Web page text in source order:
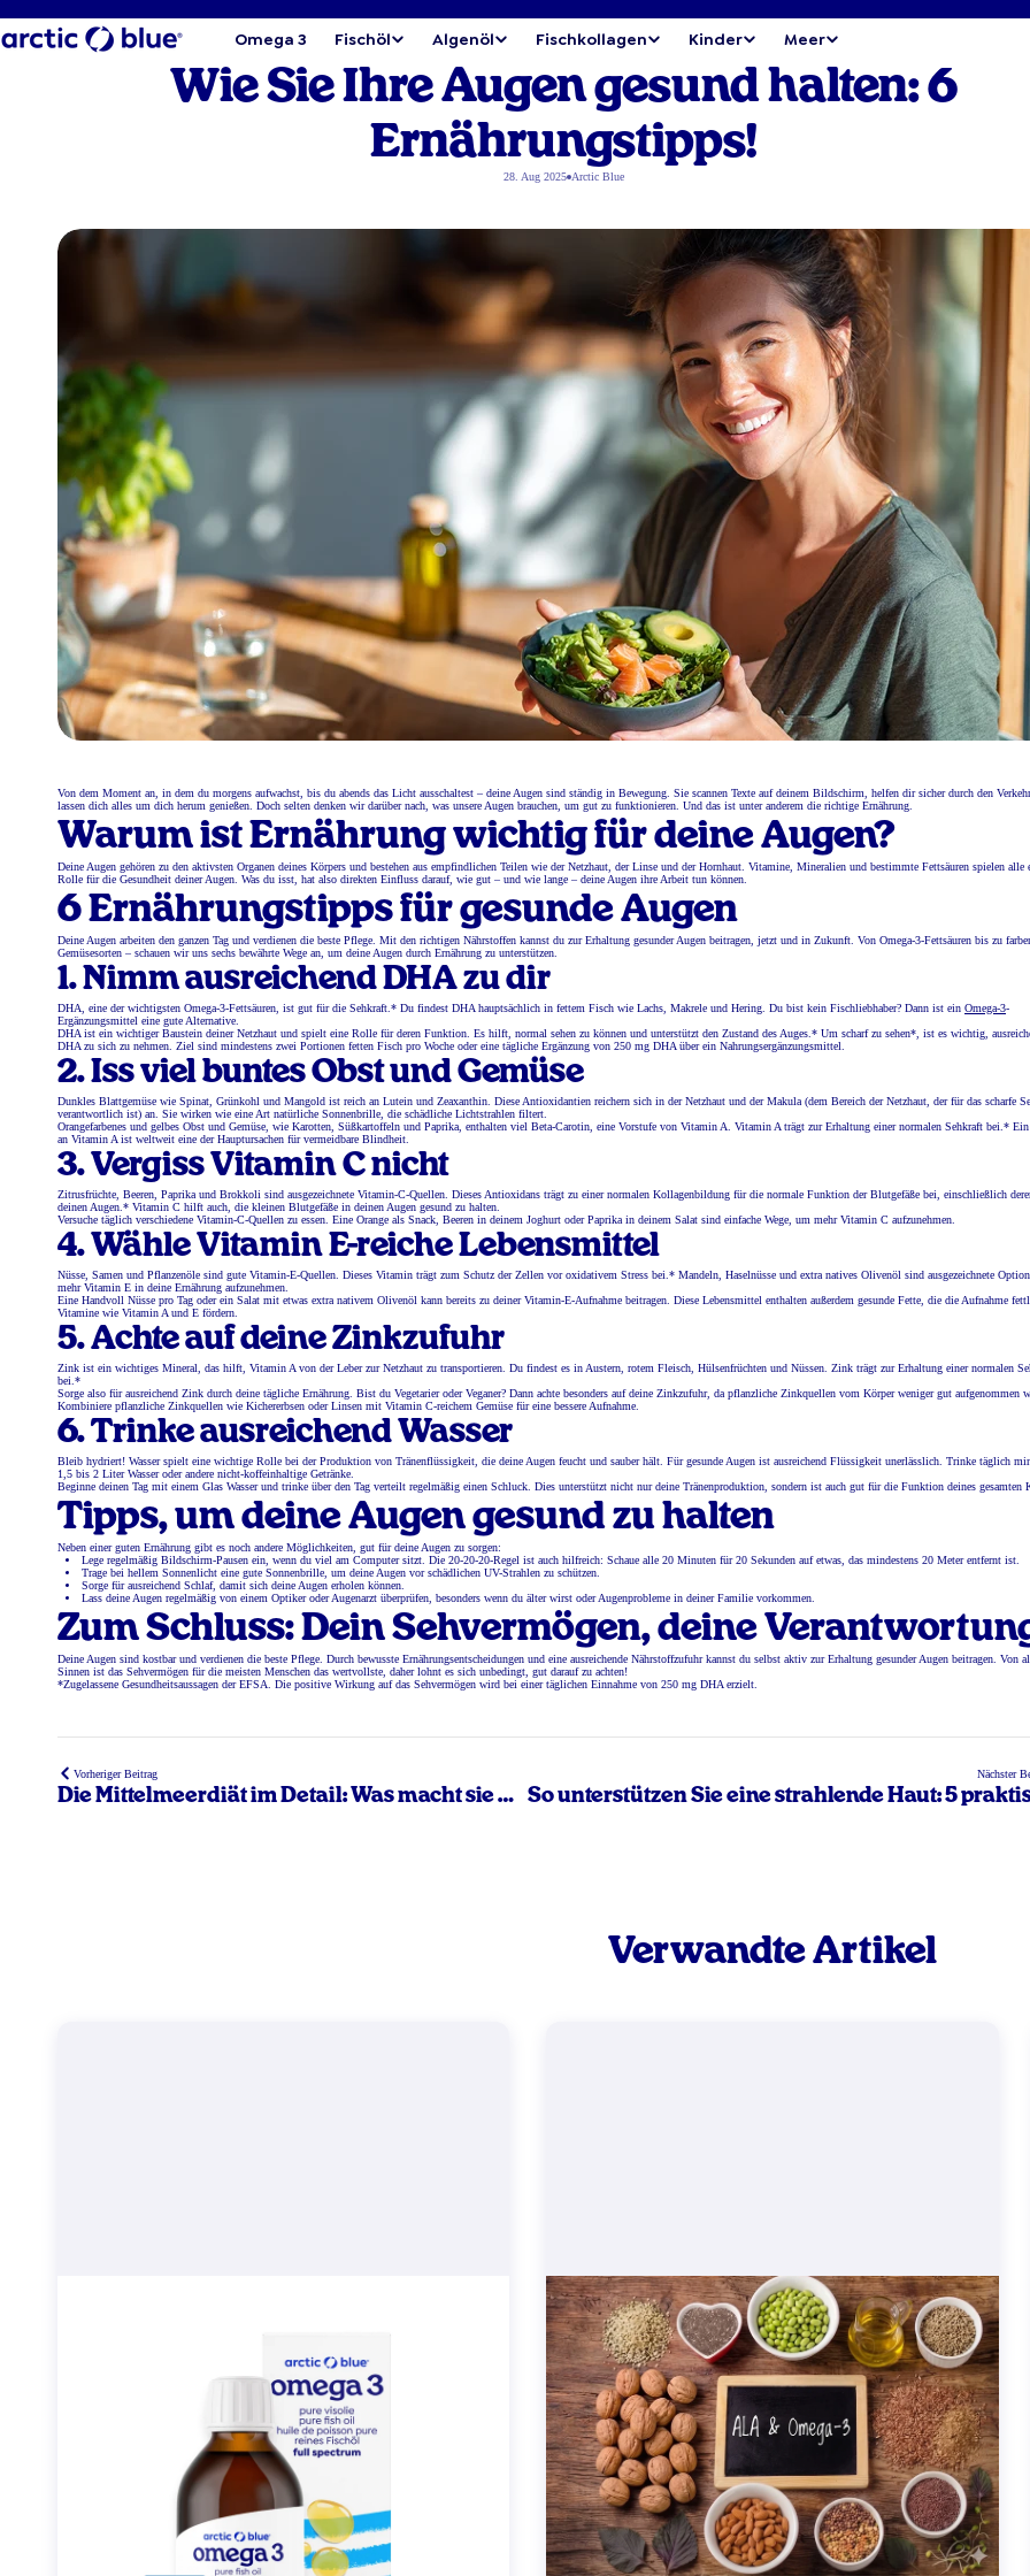
Omega 3 Fischöl Algenöl Fischkollagen Kinder Meer
Wie Sie Ihre Augen gesund halten: 6
Ernährungstipps!
28. Aug 2025 Arctic Blue
Von dem Moment an, in dem du morgens aufwachst, bis du abends das Licht ausschaltest – deine Augen sind ständig in Bewegung. Sie scannen Texte auf deinem Bildschirm, helfen dir sicher durch den
lassen dich alles um dich herum genießen. Doch selten denken wir darüber nach, was unsere Augen brauchen, um gut zu funktionieren. Und das ist unter anderem die richtige Ernährung.
Warum ist Ernährung wichtig für deine Augen?
Deine Augen gehören zu den aktivsten Organen deines Körpers und bestehen aus empfindlichen Teilen wie der Netzhaut, der Linse und der Hornhaut. Vitamine, Mineralien und bestimmte Fettsäuren spielen alle
Rolle für die Gesundheit deiner Augen. Was du isst, hat also direkten Einfluss darauf, wie gut – und wie lange – deine Augen ihre Arbeit tun können.
6 Ernährungstipps für gesunde Augen
Deine Augen arbeiten den ganzen Tag und verdienen die beste Pflege. Mit den richtigen Nährstoffen kannst du zur Erhaltung gesunder Augen beitragen, jetzt und in Zukunft. Von Omega-3-Fettsäuren bis zu
Gemüsesorten – schauen wir uns sechs bewährte Wege an, um deine Augen durch Ernährung zu unterstützen.
1. Nimm ausreichend DHA zu dir
DHA, eine der wichtigsten Omega-3-Fettsäuren, ist gut für die Sehkraft.* Du findest DHA hauptsächlich in fettem Fisch wie Lachs, Makrele und Hering. Du bist kein Fischliebhaber? Dann ist ein Omega-3-
Ergänzungsmittel eine gute Alternative.
DHA ist ein wichtiger Baustein deiner Netzhaut und spielt eine Rolle für deren Funktion. Es hilft, normal sehen zu können und unterstützt den Zustand des Auges.* Um scharf zu sehen*, ist es wichtig,
DHA zu sich zu nehmen. Ziel sind mindestens zwei Portionen fetten Fisch pro Woche oder eine tägliche Ergänzung von 250 mg DHA über ein Nahrungsergänzungsmittel.
2. Iss viel buntes Obst und Gemüse
Dunkles Blattgemüse wie Spinat, Grünkohl und Mangold ist reich an Lutein und Zeaxanthin. Diese Antioxidantien reichern sich in der Netzhaut und der Makula (dem Bereich der Netzhaut, der für das scharfe
verantwortlich ist) an. Sie wirken wie eine Art natürliche Sonnenbrille, die schädliche Lichtstrahlen filtert.
Orangefarbenes und gelbes Obst und Gemüse, wie Karotten, Süßkartoffeln und Paprika, enthalten viel Beta-Carotin, eine Vorstufe von Vitamin A. Vitamin A trägt zur Erhaltung einer normalen Sehkraft bei.*
an Vitamin A ist weltweit eine der Hauptursachen für vermeidbare Blindheit.
3. Vergiss Vitamin C nicht
Zitrusfrüchte, Beeren, Paprika und Brokkoli sind ausgezeichnete Vitamin-C-Quellen. Dieses Antioxidans trägt zu einer normalen Kollagenbildung für die normale Funktion der Blutgefäße bei, einschließlich
deinen Augen.* Vitamin C hilft auch, die kleinen Blutgefäße in deinen Augen gesund zu halten.
Versuche täglich verschiedene Vitamin-C-Quellen zu essen. Eine Orange als Snack, Beeren in deinem Joghurt oder Paprika in deinem Salat sind einfache Wege, um mehr Vitamin C aufzunehmen.
4. Wähle Vitamin E-reiche Lebensmittel
Nüsse, Samen und Pflanzenöle sind gute Vitamin-E-Quellen. Dieses Vitamin trägt zum Schutz der Zellen vor oxidativem Stress bei.* Mandeln, Haselnüsse und extra natives Olivenöl sind ausgezeichnete
mehr Vitamin E in deine Ernährung aufzunehmen.
Eine Handvoll Nüsse pro Tag oder ein Salat mit etwas extra nativem Olivenöl kann bereits zu deiner Vitamin-E-Aufnahme beitragen. Diese Lebensmittel enthalten außerdem gesunde Fette, die die Aufnahme
Vitamine wie Vitamin A und E fördern.
5. Achte auf deine Zinkzufuhr
Zink ist ein wichtiges Mineral, das hilft, Vitamin A von der Leber zur Netzhaut zu transportieren. Du findest es in Austern, rotem Fleisch, Hülsenfrüchten und Nüssen. Zink trägt zur Erhaltung einer normalen
bei.*
Sorge also für ausreichend Zink durch deine tägliche Ernährung. Bist du Vegetarier oder Veganer? Dann achte besonders auf deine Zinkzufuhr, da pflanzliche Zinkquellen vom Körper weniger gut aufgenommen
Kombiniere pflanzliche Zinkquellen wie Kichererbsen oder Linsen mit Vitamin C-reichem Gemüse für eine bessere Aufnahme.
6. Trinke ausreichend Wasser
Bleib hydriert! Wasser spielt eine wichtige Rolle bei der Produktion von Tränenflüssigkeit, die deine Augen feucht und sauber hält. Für gesunde Augen ist ausreichend Flüssigkeit unerlässlich. Trinke täglich
1,5 bis 2 Liter Wasser oder andere nicht-koffeinhaltige Getränke.
Beginne deinen Tag mit einem Glas Wasser und trinke über den Tag verteilt regelmäßig einen Schluck. Dies unterstützt nicht nur deine Tränenproduktion, sondern ist auch gut für die Funktion deines gesamten
Tipps, um deine Augen gesund zu halten
Neben einer guten Ernährung gibt es noch andere Möglichkeiten, gut für deine Augen zu sorgen:
Lege regelmäßig Bildschirm-Pausen ein, wenn du viel am Computer sitzt. Die 20-20-20-Regel ist auch hilfreich: Schaue alle 20 Minuten für 20 Sekunden auf etwas, das mindestens 20 Meter entfernt ist.
Trage bei hellem Sonnenlicht eine gute Sonnenbrille, um deine Augen vor schädlichen UV-Strahlen zu schützen.
Sorge für ausreichend Schlaf, damit sich deine Augen erholen können.
Lass deine Augen regelmäßig von einem Optiker oder Augenarzt überprüfen, besonders wenn du älter wirst oder Augenprobleme in deiner Familie vorkommen.
Zum Schluss: Dein Sehvermögen, deine
Deine Augen sind kostbar und verdienen die beste Pflege. Durch bewusste Ernährungsentscheidungen und eine ausreichende Nährstoffzufuhr kannst du selbst aktiv zur Erhaltung gesunder Augen beitragen. Von
Sinnen ist das Sehvermögen für die meisten Menschen das wertvollste, daher lohnt es sich unbedingt, gut darauf zu achten!
*Zugelassene Gesundheitsaussagen der EFSA. Die positive Wirkung auf das Sehvermögen wird bei einer täglichen Einnahme von 250 mg DHA erzielt.
Vorheriger Beitrag
Die Mittelmeerdiät im Detail: Was macht sie so
Nächster
So unterstützen Sie eine strahlende Haut: 5
Verwandte Artikel